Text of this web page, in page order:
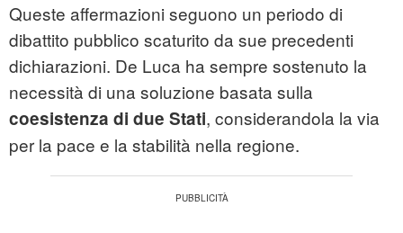
Queste affermazioni seguono un periodo di
dibattito pubblico scaturito da sue precedenti
dichiarazioni. De Luca ha sempre sostenuto la
necessità di una soluzione basata sulla
coesistenza di due Stati, considerandola la via
per la pace e la stabilità nella regione.